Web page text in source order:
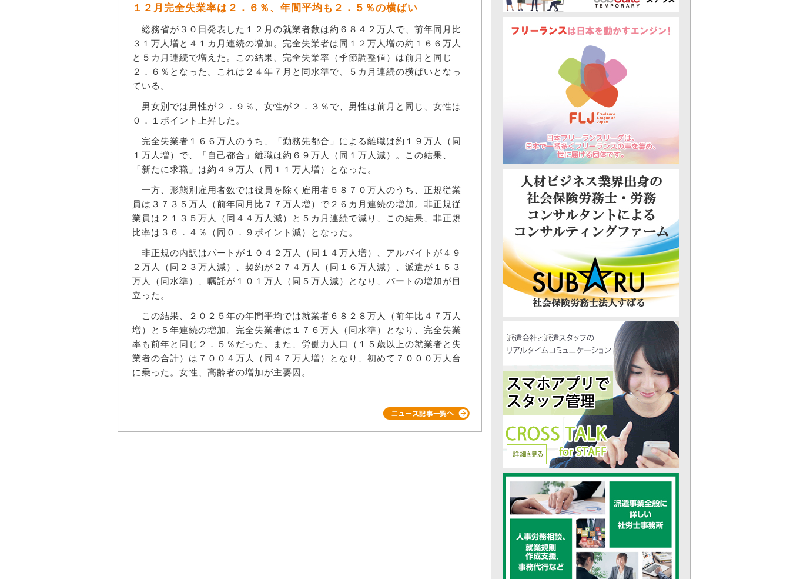
１２月完全失業率は２．６％、年間平均も２．５％の横ばい
総務省が３０日発表した１２月の就業者数は約６８４２万人で、前年同月比
３１万人増と４１カ月連続の増加。完全失業者は同１２万人増の約１６６万人
と５カ月連続で増えた。この結果、完全失業率（季節調整値）は前月と同じ
２．６％となった。これは２４年７月と同水準で、５カ月連続の横ばいとなっ
ている。
男女別では男性が２．９％、女性が２．３％で、男性は前月と同じ、女性は
０．１ポイント上昇した。
完全失業者１６６万人のうち、「勤務先都合」による離職は約１９万人（同
１万人増）で、「自己都合」離職は約６９万人（同１万人減）。この結果、
「新たに求職」は約４９万人（同１１万人増）となった。
一方、形態別雇用者数では役員を除く雇用者５８７０万人のうち、正規従業
員は３７３５万人（前年同月比７７万人増）で２６カ月連続の増加。非正規従
業員は２１３５万人（同４４万人減）と５カ月連続で減り、この結果、非正規
比率は３６．４％（同０．９ポイント減）となった。
非正規の内訳はパートが１０４２万人（同１４万人増）、アルバイトが４９
２万人（同２３万人減）、契約が２７４万人（同１６万人減）、派遣が１５３
万人（同水準）、嘱託が１０１万人（同５万人減）となり、パートの増加が目
立った。
この結果、２０２５年の年間平均では就業者６８２８万人（前年比４７万人
増）と５年連続の増加。完全失業者は１７６万人（同水準）となり、完全失業
率も前年と同じ２．５％だった。また、労働力人口（１５歳以上の就業者と失
業者の合計）は７００４万人（同４７万人増）となり、初めて７０００万人台
に乗った。女性、高齢者の増加が主要因。